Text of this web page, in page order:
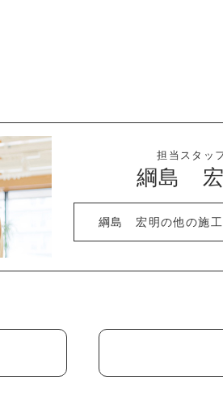
担当スタッ
綱島
綱島 宏明の他の施工